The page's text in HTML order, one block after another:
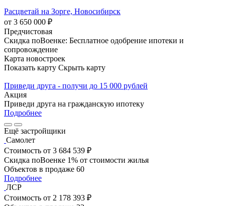
Расцветай на Зорге, Новосибирск
от 3 650 000 ₽
Предчистовая
Скидка поВоенке: Бесплатное одобрение ипотеки и
сопровождение
Карта новостроек
Показать карту Скрыть карту
Приведи друга - получи до 15 000 рублей
Акция
Приведи друга на гражданскую ипотеку
Подробнее
Ещё застройщики
Самолет
Стоимость от 3 684 539 ₽
Скидка поВоенке 1% от стоимости жилья
Объектов в продаже 60
Подробнее
ЛСР
Стоимость от 2 178 393 ₽